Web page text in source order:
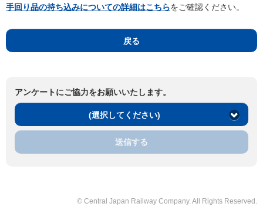
手回り品の持ち込みについての詳細はこちらをご確認ください。
戻る
アンケートにご協力をお願いいたします。
(選択してください)
送信する
© Central Japan Railway Company. All Rights Reserved.